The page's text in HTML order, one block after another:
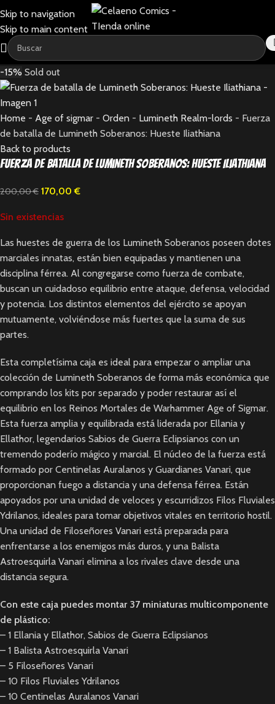
Skip to navigation
Skip to main content
-15% Sold out
Home - Age of sigmar - Orden - Lumineth Realm-lords - Fuerza
de batalla de Lumineth Soberanos: Hueste Iliathiana
Back to products
Fuerza de batalla de Lumineth Soberanos: Hueste Iliathiana
200,00€ 170,00€
Sin existencias
Las huestes de guerra de los Lumineth Soberanos poseen dotes
marciales innatas, están bien equipadas y mantienen una
disciplina férrea. Al congregarse como fuerza de combate,
buscan un cuidadoso equilibrio entre ataque, defensa, velocidad
y potencia. Los distintos elementos del ejército se apoyan
mutuamente, volviéndose más fuertes que la suma de sus
partes.
Esta completísima caja es ideal para empezar o ampliar una
colección de Lumineth Soberanos de forma más económica que
comprando los kits por separado y poder restaurar así el
equilibrio en los Reinos Mortales de Warhammer Age of Sigmar.
Esta fuerza amplia y equilibrada está liderada por Ellania y
Ellathor, legendarios Sabios de Guerra Eclipsianos con un
tremendo poderío mágico y marcial. El núcleo de la fuerza está
formado por Centinelas Auralanos y Guardianes Vanari, que
proporcionan fuego a distancia y una defensa férrea. Están
apoyados por una unidad de veloces y escurridizos Filos Fluviales
Ydrilanos, ideales para tomar objetivos vitales en territorio hostil.
Una unidad de Filoseñores Vanari está preparada para
enfrentarse a los enemigos más duros, y una Balista
Astroesquirla Vanari elimina a los rivales clave desde una
distancia segura.
Con este caja puedes montar 37 miniaturas multicomponente
de plástico:
– 1 Ellania y Ellathor, Sabios de Guerra Eclipsianos
– 1 Balista Astroesquirla Vanari
– 5 Filoseñores Vanari
– 10 Filos Fluviales Ydrilanos
– 10 Centinelas Auralanos Vanari